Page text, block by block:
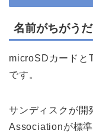
名前がちがう
microSDカードと
です。
サンディスクが開
Associationが標